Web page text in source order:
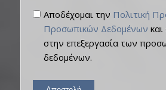
Αποδέχομαι την Πολιτική
Προσωπικών Δεδομένων
στην επεξεργασία των
δεδομένων.